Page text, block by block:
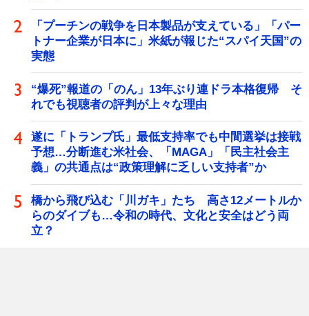
「プーチンの戦争を日本製品が支えている」「パー
トナー企業が日本に」米紙が報じた“スパイ天国”の
実態
“爆死”報道の「のん」13年ぶり連ドラ本格復帰 そ
れでも視聴者の評判が上々な理由
遂に「トランプ氏」最低支持率でも中間選挙は接戦
予想…分断進む米社会、「MAGA」「民主社会主
義」の共通点は“政策理解に乏しい支持者”か
橋から飛び込む「川ガキ」たち 高さ12メートルか
らのダイブも…令和の時代、文化と安全はどう両
立？